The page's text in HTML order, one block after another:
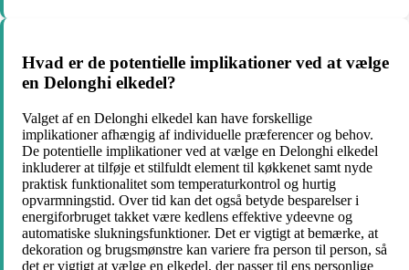
Hvad er de potentielle implikationer ved at vælge
en Delonghi elkedel?
Valget af en Delonghi elkedel kan have forskellige
implikationer afhængig af individuelle præferencer og behov.
De potentielle implikationer ved at vælge en Delonghi elkedel
inkluderer at tilføje et stilfuldt element til køkkenet samt nyde
praktisk funktionalitet som temperaturkontrol og hurtig
opvarmningstid. Over tid kan det også betyde besparelser i
energiforbruget takket være kedlens effektive ydeevne og
automatiske slukningsfunktioner. Det er vigtigt at bemærke, at
dekoration og brugsmønstre kan variere fra person til person, så
det er vigtigt at vælge en elkedel, der passer til ens personlige